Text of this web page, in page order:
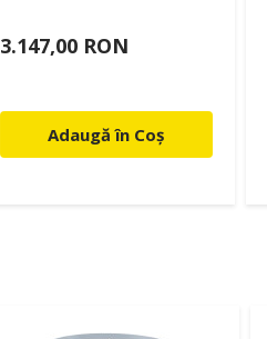
3.147,00 RON
Adaugă în Coș